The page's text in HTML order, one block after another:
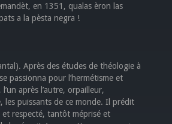
en 1351, qualas èron las
a la pèsta negra !
Après des études de théologie à
passionna pour l’hermétisme et
après l’autre, orpailleur,
les puissants de ce monde. Il prédit
et respecté, tantôt méprisé et